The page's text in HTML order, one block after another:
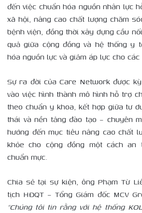
đến việc chuẩn hóa nguồn nhân lực
xã hội, nâng cao chất lượng chăm
bệnh viện, đồng thời xây dựng cầu
quả giữa cộng đồng và hệ thống y
hóa nguồn lực và giảm áp lực cho
Sự ra đời của Care Network được
vào việc hình thành mô hình hỗ trợ
theo chuẩn y khoa, kết hợp giữa tư
thái và nền tảng đào tạo – chuyên
hướng đến mục tiêu nâng cao chất
khỏe cho cộng đồng một cách an
chuẩn mực.
Chia sẻ tại sự kiện, ông Phạm Từ
tịch HĐQT – Tổng Giám đốc MCV
“Chúng tôi tin rằng với hệ thống